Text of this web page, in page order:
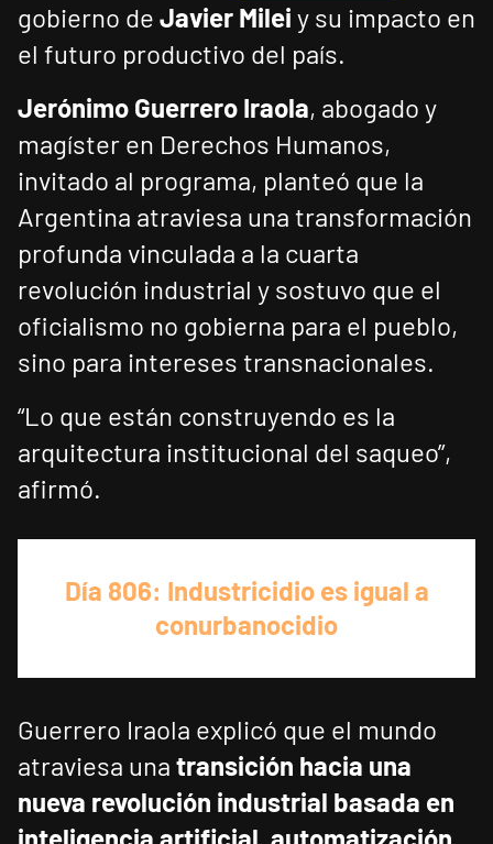
gobierno de Javier Milei y su impacto en
el futuro productivo del país.
Jerónimo Guerrero Iraola, abogado y
magíster en Derechos Humanos,
invitado al programa, planteó que la
Argentina atraviesa una transformación
profunda vinculada a la cuarta
revolución industrial y sostuvo que el
oficialismo no gobierna para el pueblo,
sino para intereses transnacionales.
“Lo que están construyendo es la
arquitectura institucional del saqueo”,
afirmó.
Día 806: Industricidio es igual a
conurbanocidio
Guerrero Iraola explicó que el mundo
atraviesa una transición hacia una
nueva revolución industrial basada en